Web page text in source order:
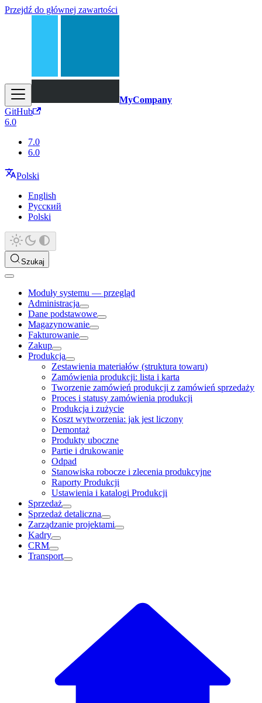
Przejdź do głównej zawartości
MyCompany
GitHub
6.0
7.0
6.0
Polski
English
Русский
Polski
Szukaj
Moduły systemu — przegląd
Administracja
Dane podstawowe
Magazynowanie
Fakturowanie
Zakup
Produkcja
Zestawienia materiałów (struktura towaru)
Zamówienia produkcji: lista i karta
Tworzenie zamówień produkcji z zamówień sprzedaży
Proces i statusy zamówienia produkcji
Produkcja i zużycie
Koszt wytworzenia: jak jest liczony
Demontaż
Produkty uboczne
Partie i drukowanie
Odpad
Stanowiska robocze i zlecenia produkcyjne
Raporty Produkcji
Ustawienia i katalogi Produkcji
Sprzedaż
Sprzedaż detaliczna
Zarządzanie projektami
Kadry
CRM
Transport